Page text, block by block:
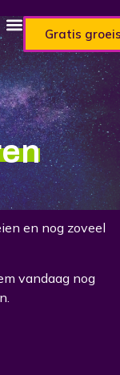
Gratis
en nog zoveel
vandaag nog